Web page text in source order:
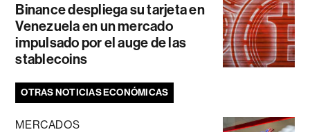
Binance despliega su tarjeta en
Venezuela en un mercado
impulsado por el auge de las
stablecoins
OTRAS NOTICIAS ECONÓMICAS
MERCADOS